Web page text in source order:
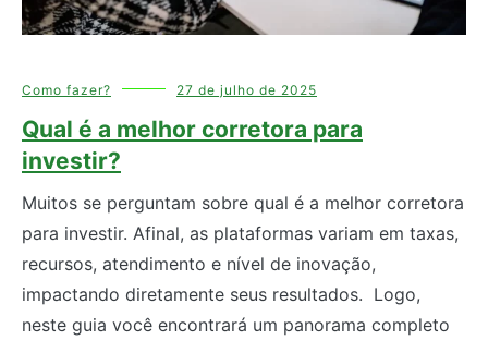
Como fazer? 27 de julho de 2025
Qual é a melhor corretora para
investir?
Muitos se perguntam sobre qual é a melhor corretora
para investir. Afinal, as plataformas variam em taxas,
recursos, atendimento e nível de inovação,
impactando diretamente seus resultados. Logo,
neste guia você encontrará um panorama completo